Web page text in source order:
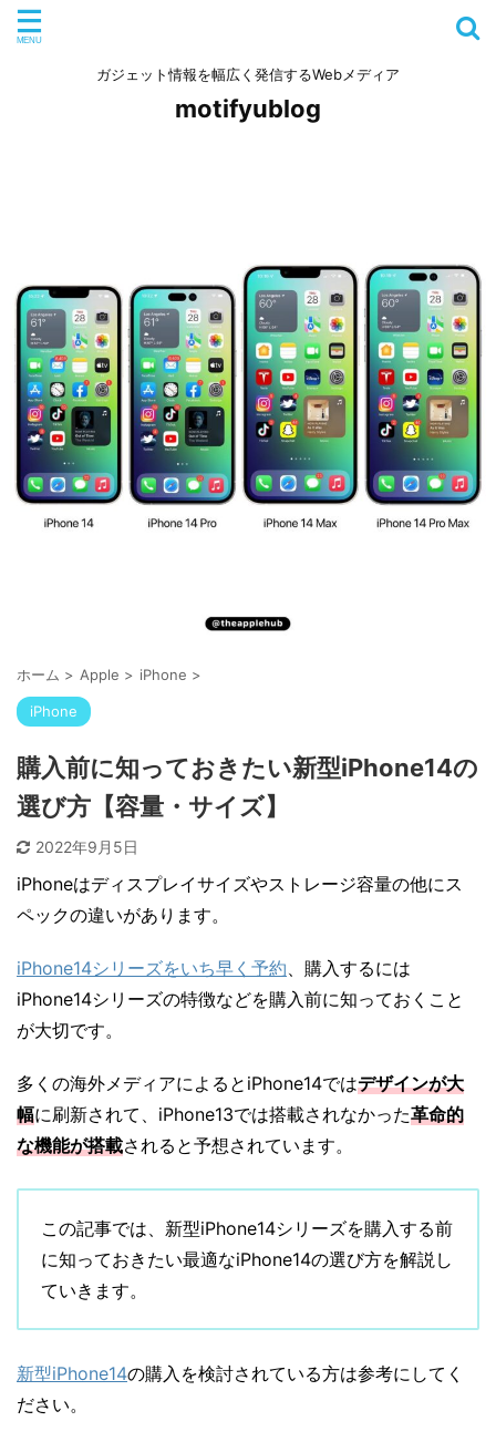
ガジェット情報を幅広く発信するWebメディア
motifyublog
ホーム > Apple > iPhone >
iPhone
購入前に知っておきたい新型iPhone14の
選び方【容量・サイズ】
2022年9月5日
iPhoneはディスプレイサイズやストレージ容量の他にス
ペックの違いがあります。
iPhone14シリーズをいち早く予約、購入するには
iPhone14シリーズの特徴などを購入前に知っておくこと
が大切です。
多くの海外メディアによるとiPhone14ではデザインが大
幅に刷新されて、iPhone13では搭載されなかった革命的
な機能が搭載されると予想されています。
この記事では、新型iPhone14シリーズを購入する前
に知っておきたい最適なiPhone14の選び方を解説し
ていきます。
新型iPhone14の購入を検討されている方は参考にしてく
ださい。